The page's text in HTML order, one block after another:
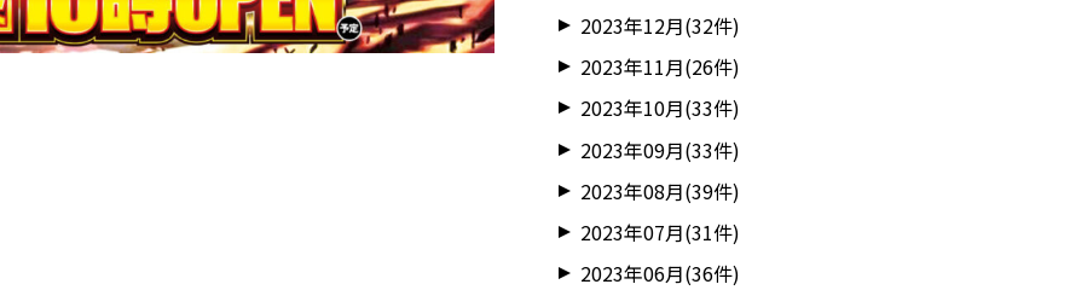
2023年12月(32件)
2023年11月(26件)
2023年10月(33件)
2023年09月(33件)
2023年08月(39件)
2023年07月(31件)
2023年06月(36件)